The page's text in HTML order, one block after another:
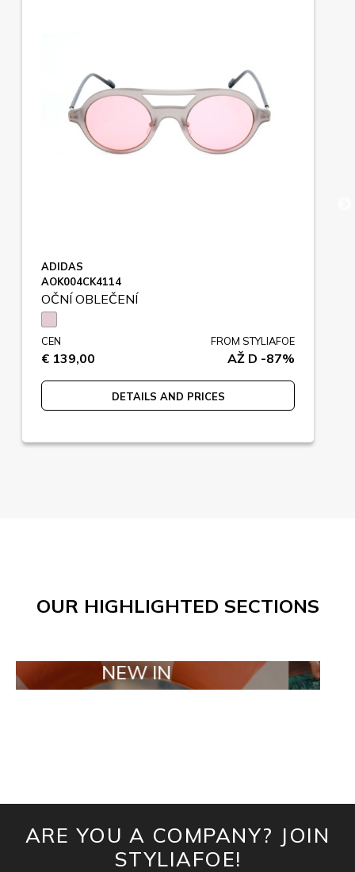
ADIDAS
AOK004CK4114
OČNÍ OBLEČENÍ
CEN
€ 139,00
FROM STYLIAFOE
AŽ D -87%
DETAILS AND PRICES
OUR HIGHLIGHTED SECTIONS
NEW IN TAILOR
ARE YOU A COMPANY? JOIN
STYLIAFOE!